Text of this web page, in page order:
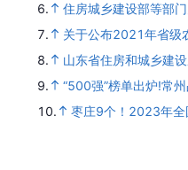
6.
住房城乡建设部等部
7.
关于公布2021年省级
8.
山东省住房和城乡建
9.
“500强”榜单出炉!常
10.
枣庄9个！2023年全